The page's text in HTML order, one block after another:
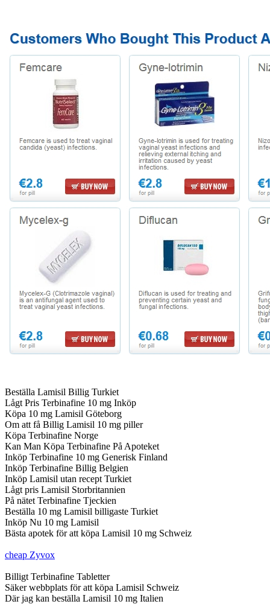
Beställa Lamisil Billig Turkiet
Lågt Pris Terbinafine 10 mg Inköp
Köpa 10 mg Lamisil Göteborg
Om att få Billig Lamisil 10 mg piller
Köpa Terbinafine Norge
Kan Man Köpa Terbinafine På Apoteket
Inköp Terbinafine 10 mg Generisk Finland
Inköp Terbinafine Billig Belgien
Inköp Lamisil utan recept Turkiet
Lågt pris Lamisil Storbritannien
På nätet Terbinafine Tjeckien
Beställa 10 mg Lamisil billigaste Turkiet
Inköp Nu 10 mg Lamisil
Bästa apotek för att köpa Lamisil 10 mg Schweiz
cheap Zyvox
Billigt Terbinafine Tabletter
Säker webbplats för att köpa Lamisil Schweiz
Där jag kan beställa Lamisil 10 mg Italien